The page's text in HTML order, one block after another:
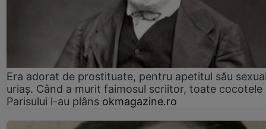
Era adorat de prostituate, pentru apetitul său
uriaș. Când a murit faimosul scriitor, toate cocotele
Parisului l-au plâns okmagazine.ro